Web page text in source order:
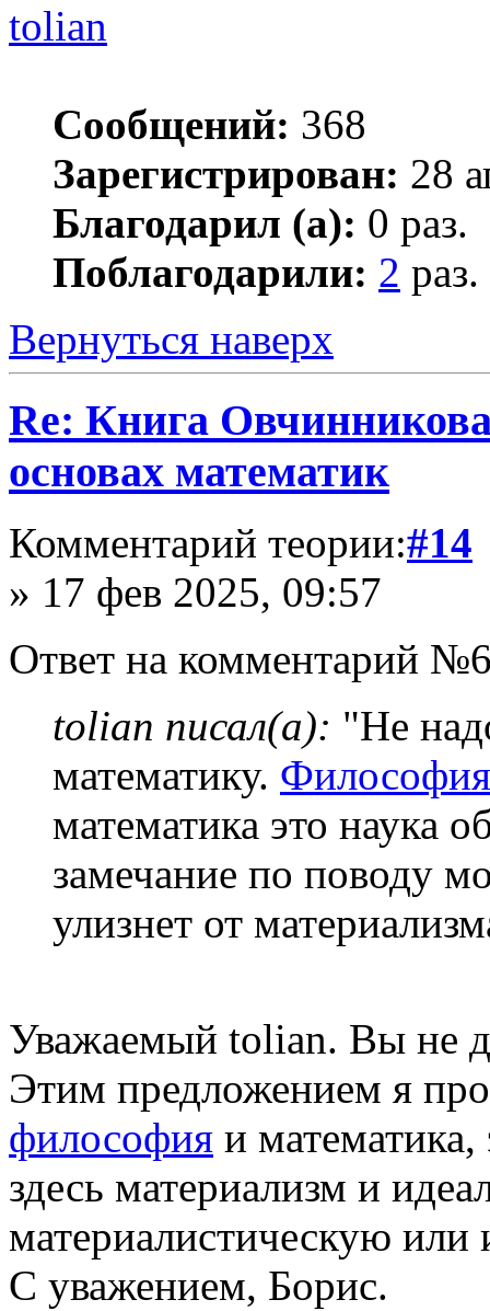
tolian
Сообщений: 368
Зарегистрирован: 28
Благодарил (а): 0 раз.
Поблагодарили: 2 раз.
Вернуться наверх
Re: Книга
основах математик
Комментарий теории:#14
» 17 фев 2025, 09:57
Ответ на комментарий
tolian писал(а): "Не
математику. Философия
математика это наука
замечание по поводу
улизнет от
Уважаемый tolian. Вы не
Этим предложением я
философия и
здесь материализм и
материалистическую или
С уважением, Борис.